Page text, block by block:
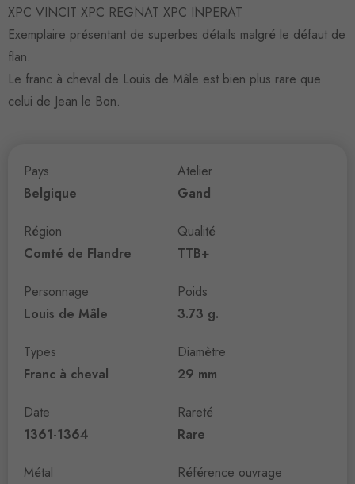
XPC VINCIT XPC REGNAT XPC INPERAT
Exemplaire présentant de superbes détails malgré le défaut de
flan.
Le franc à cheval de Louis de Mâle est bien plus rare que
celui de Jean le Bon.
Pays
Belgique
Région
Comté de Flandre
Personnage
Louis de Mâle
Types
Franc à cheval
Date
1361-1364
Métal
Atelier
Gand
Qualité
TTB+
Poids
3.73 g.
Diamètre
29 mm
Rareté
Rare
Référence ouvrage